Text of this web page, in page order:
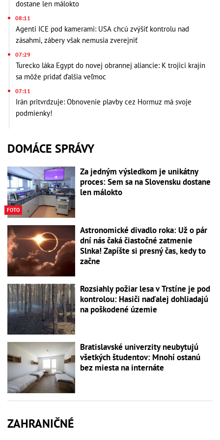
dostane len málokto
08:11
Agenti ICE pod kamerami: USA chcú zvýšiť kontrolu nad
zásahmi, zábery však nemusia zverejniť
07:29
Turecko láka Egypt do novej obrannej aliancie: K trojici krajín
sa môže pridať ďalšia veľmoc
07:11
Irán pritvrdzuje: Obnovenie plavby cez Hormuz má svoje
podmienky!
DOMÁCE SPRÁVY
FOTO
Za jedným výsledkom je unikátny
proces: Sem sa na Slovensku dostane
len málokto
Astronomické divadlo roka: Už o pár
dní nás čaká čiastočné zatmenie
Slnka! Zapíšte si presný čas, kedy to
začne
Rozsiahly požiar lesa v Trstíne je pod
kontrolou: Hasiči naďalej dohliadajú
na poškodené územie
Bratislavské univerzity neubytujú
všetkých študentov: Mnohí ostanú
bez miesta na internáte
ZAHRANIČNÉ